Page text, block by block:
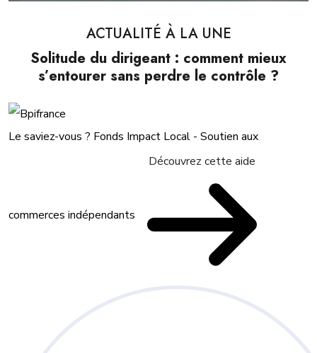
ACTUALITÉ À LA UNE
Solitude du dirigeant : comment mieux
s’entourer sans perdre le contrôle ?
Le saviez-vous ? Fonds Impact Local - Soutien aux
commerces indépendants
Découvrez cette aide